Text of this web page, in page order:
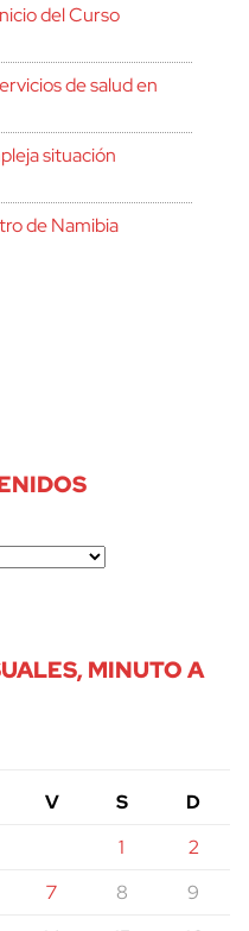
del Curso
de salud en
situación
de Namibia
MINUTO A
V S
D
1
2
7 8
9